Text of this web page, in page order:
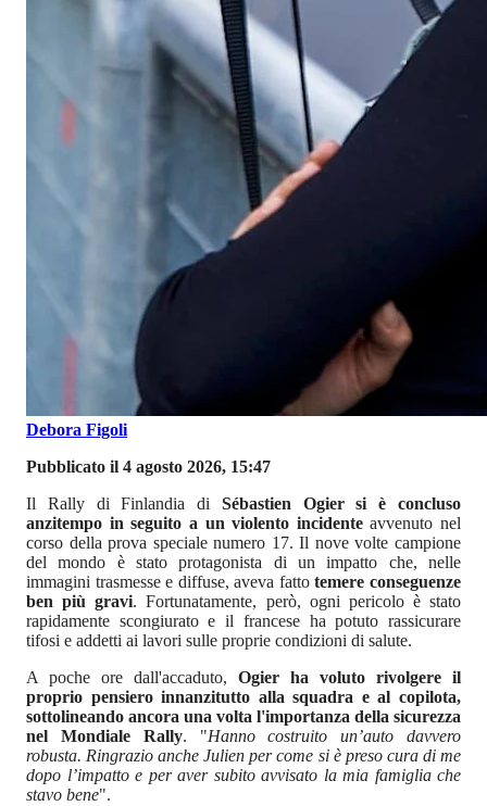
Debora Figoli
Pubblicato il 4 agosto 2026, 15:47
Il Rally di Finlandia di Sébastien Ogier si è concluso
anzitempo in seguito a un violento incidenteavvenuto nel
corso della prova speciale numero 17. Il nove volte campione
del mondo è stato protagonista di un impatto che, nelle
immagini trasmesse e diffuse, aveva fattotemere conseguenze
ben più gravi. Fortunatamente, però, ogni pericolo è stato
rapidamente scongiurato e il francese ha potuto rassicurare
tifosi e addetti ai lavori sulle proprie condizioni di salute.
A poche ore dall'accaduto, Ogier ha voluto rivolgere il
proprio pensiero innanzitutto alla squadra e al copilota,
sottolineando ancora una volta l'importanza della sicurezza
nel Mondiale Rally. "Hanno costruito un’auto davvero
robusta. Ringrazio anche Julien per come si è preso cura di me
dopo l’impatto e per aver subito avvisato la mia famiglia che
stavo bene".